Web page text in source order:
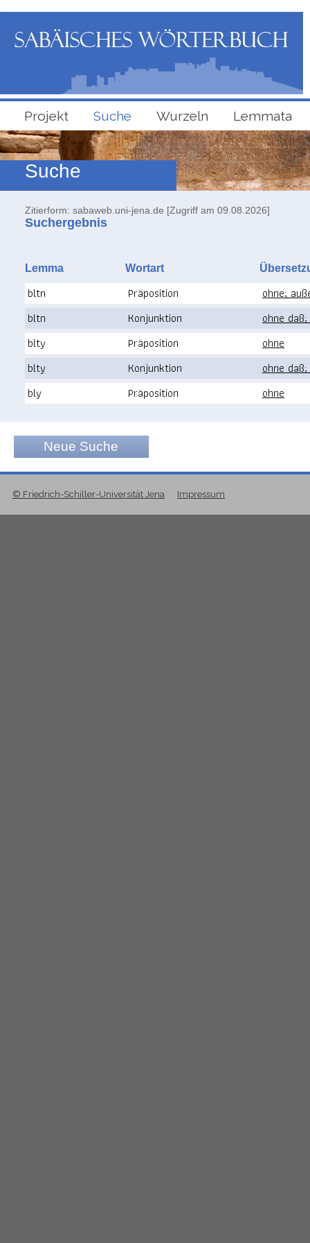
Projekt Suche Wurzeln Lemmata
Suche
Zitierform: sabaweb.uni-jena.de [Zugriff am 09.08.2026]
Suchergebnis
Lemma Wortart
bltn Präposition
ohne;
bltn
Konjunktion
ohne
blty
Präposition
ohne
blty
Konjunktion
ohne
bly
Präposition ohne
Neue Suche
© Friedrich-Schiller-Universität Jena Impressum